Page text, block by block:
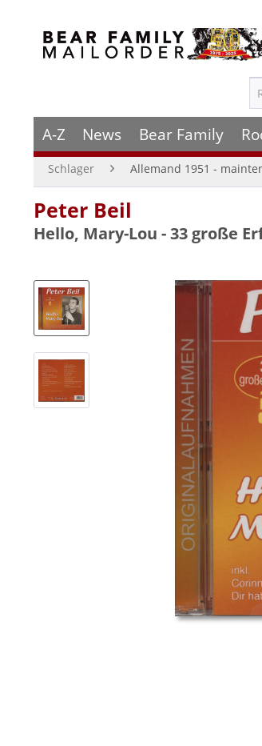
A-Z News Bear Family
Schlager Allemand 1951 -
Peter Beil
Hello, Mary-Lou - 33 große